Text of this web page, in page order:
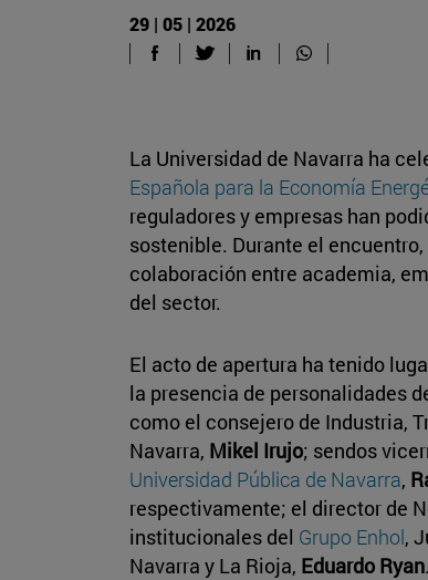
29 | 05 | 2026
La Universidad de Navarra ha
Española para la Economía
reguladores y empresas han
sostenible. Durante el
colaboración entre academia,
del sector.
El acto de apertura ha tenido
la presencia de personalidades
como el consejero de Industria,
Navarra, Mikel Irujo; sendos
Universidad Pública de Navarra,
respectivamente; el director de
institucionales del Grupo Enhol,
Navarra y La Rioja, Eduardo Ryan.